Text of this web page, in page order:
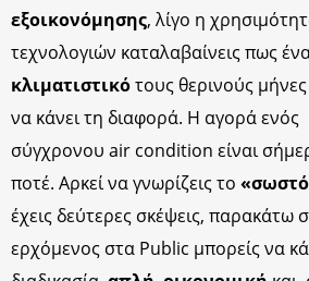
εξοικονόμησης, λίγο η
τεχνολογιών καταλαβαίνεις πως
κλιματιστικότους θερινούς
να κάνει τη διαφορά. Η αγορά ενός
σύγχρονου air condition είναι
ποτέ. Αρκεί να γνωρίζεις το
έχεις δεύτερες σκέψεις, παρακάτω
ερχόμενος στα Public μπορείς να